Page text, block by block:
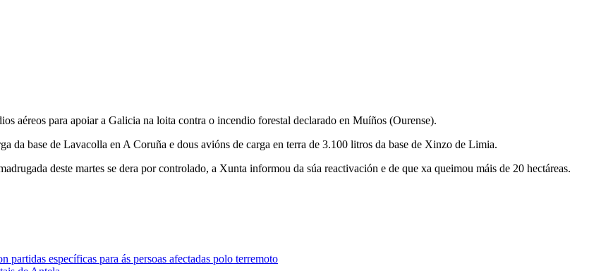
aéreos para apoiar a Galicia na loita contra o incendio forestal declarado en Muíños (Ourense).
da base de Lavacolla en A Coruña e dous avións de carga en terra de 3.100 litros da base de Xinzo de Limia.
deste martes se dera por controlado, a Xunta informou da súa reactivación e de que xa queimou máis de 20 hectáreas.
específicas para ás persoas afectadas polo terremoto